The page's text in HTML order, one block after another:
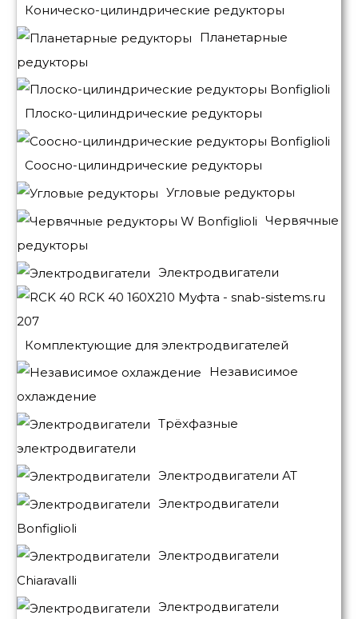
Коническо-цилиндрические редукторы
Планетарные
редукторы
Плоско-цилиндрические редукторы
Соосно-цилиндрические редукторы
Угловые редукторы
Червячные
редукторы
Электродвигатели
Комплектующие для электродвигателей
Независимое
охлаждение
Трёхфазные
электродвигатели
Электродвигатели АТ
Электродвигатели
Bonfiglioli
Электродвигатели
Chiaravalli
Электродвигатели